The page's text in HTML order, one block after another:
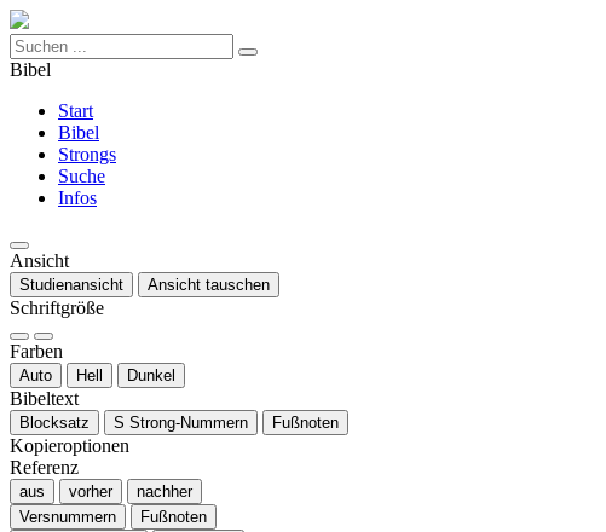
Bibel
Start
Bibel
Strongs
Suche
Infos
Ansicht
Studienansicht Ansicht tauschen
Schriftgröße
Farben
Auto Hell Dunkel
Bibeltext
Blocksatz S Strong-Nummern Fußnoten
Kopieroptionen
Referenz
aus vorher
nachher
Versnummern
Fußnoten